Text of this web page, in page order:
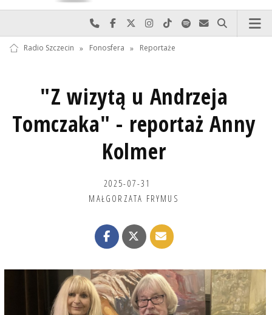
Najlepiej po prostu do nas zadzwoń
Odwiedź nas na Facebook-u
Odwiedź nas na X
Odwiedź nas na Instagram-ie
Odwiedź nas na TikTok-u
Szukaj nas na Spotify
Wyślij do nas
Szukaj
Radio Szczecin » Fonosfera » Reportaże
"Z wizytą u Andrzeja
Tomczaka" - reportaż Anny
Kolmer
2025-07-31
MAŁGORZATA FRYMUS